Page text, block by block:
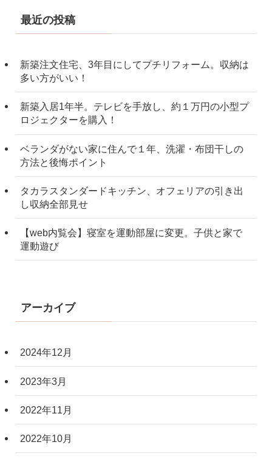
最近の投稿
新築注文住宅、3年目にしてプチリフォーム。収納は
多い方がいい！
新築入居1年半。テレビを手放し、約１万円の小型プ
ロジェクターを購入！
ベランダがない家に住んで１年、洗濯・布団干しの
方法と後悔ポイント
タカラスタンダードキッチン、オフェリアの引き出
し収納全部見せ
【web内覧会】寝室を運動部屋に変更。子供と家で
運動遊び
アーカイブ
2024年12月
2023年3月
2022年11月
2022年10月